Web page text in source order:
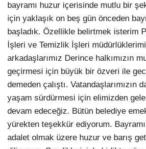
bayramı huzur içerisinde mutlu bir
için yaklaşık on beş gün önceden
başladık. Özellikle belirtmek isterim
İşleri ve Temizlik İşleri
arkadaşlarımız Derince halkımızın
geçirmesi için büyük bir özveri ile
demeden çalıştı. Vatandaşlarımızın
yaşam sürdürmesi için elimizden
devam edeceğiz. Bütün belediye
yürekten teşekkür ediyorum.
adalet olmak üzere huzur ve barış